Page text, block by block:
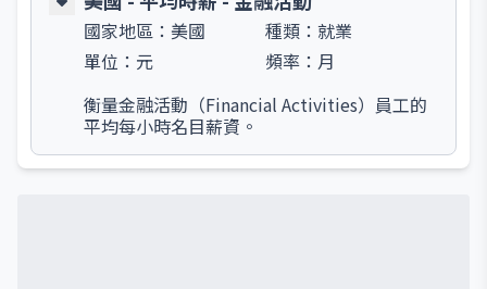
國家地區： 美國 種類： 就業
單位： 元 頻率： 月
衡量金融活動（Financial Activities）員工的
平均每小時名目薪資。